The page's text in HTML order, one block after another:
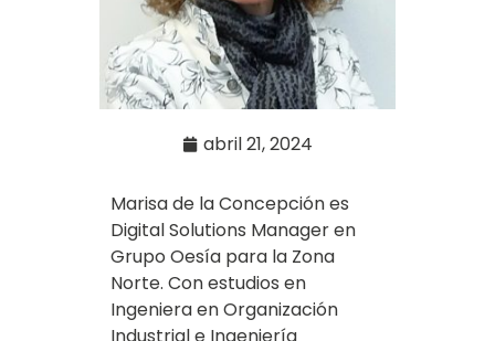
abril 21, 2024
Marisa de la Concepción es
Digital Solutions Manager en
Grupo Oesía para la Zona
Norte. Con estudios en
Ingeniera en Organización